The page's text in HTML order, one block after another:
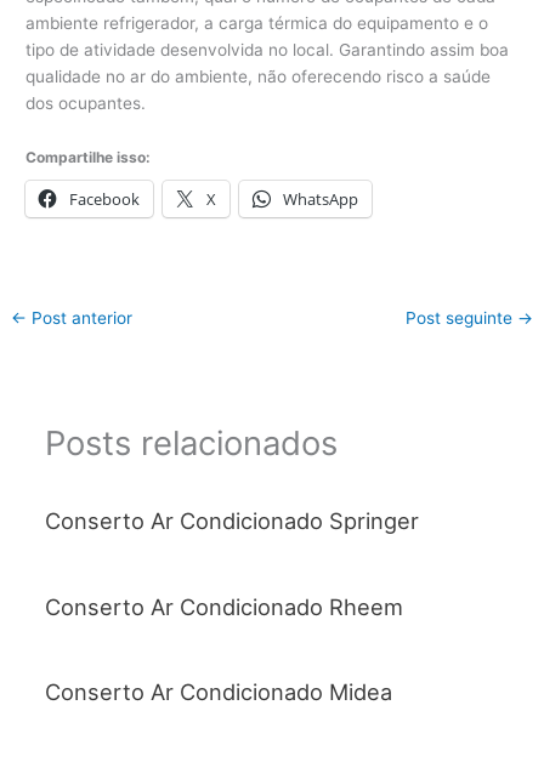
ambiente refrigerador, a carga térmica do equipamento e o
tipo de atividade desenvolvida no local. Garantindo assim boa
qualidade no ar do ambiente, não oferecendo risco a saúde
dos ocupantes.
Compartilhe isso:
Facebook X WhatsApp
← Post anterior Post seguinte →
Posts relacionados
Conserto Ar Condicionado Springer
Conserto Ar Condicionado Rheem
Conserto Ar Condicionado Midea